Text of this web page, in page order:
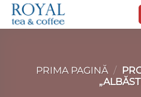
Skip
PRIMA PAGINĂ /